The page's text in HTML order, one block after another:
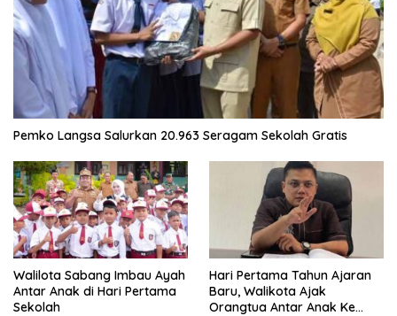
Pemko Langsa Salurkan 20.963 Seragam Sekolah Gratis
Walilota Sabang Imbau Ayah
Antar Anak di Hari Pertama
Sekolah
Hari Pertama Tahun Ajaran
Baru, Walikota Ajak
Orangtua Antar Anak Ke